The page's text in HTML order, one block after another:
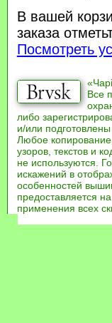
В вашей
заказа
Посмотреть
Все
либо
и/или
Любое
узоров, текстов и
не используются.
искажений в
особенностей
предоставляется
применения всех